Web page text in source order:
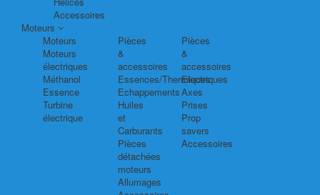
Accessoires
Moteurs
Moteurs
Moteurs
électriques
Méthanol
Essence
Turbine
électrique
Pièces
&
accessoires
Essences/Thermiques
Echappements
Huiles
et
Carburants
Pièces
détachées
moteurs
Allumages
Pièces
&
accessoires
Electriques
Axes
Prises
Prop
savers
Accessoires